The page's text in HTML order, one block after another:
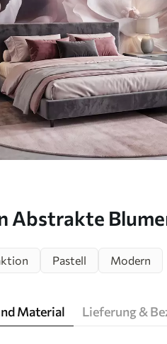
Abstrakte
Pastell Modern
Material Lieferung &